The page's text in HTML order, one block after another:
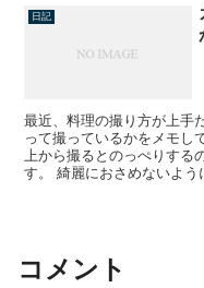
日記
最近、料理の撮り方が上手
って撮っているかをメモし
上から撮るとのっぺりする
す。 綺麗におさめないよ
コメント